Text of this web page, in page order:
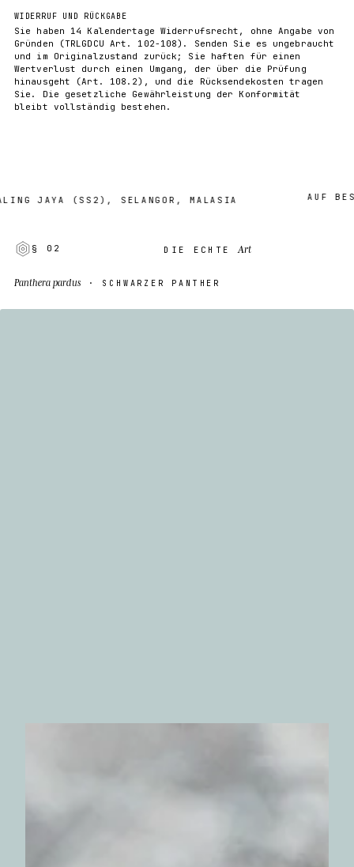
WIDERRUF UND RÜCKGABE
Sie haben 14 Kalendertage Widerrufsrecht, ohne Angabe von
Gründen (TRLGDCU Art. 102-108). Senden Sie es ungebraucht
und im Originalzustand zurück; Sie haften für einen
Wertverlust durch einen Umgang, der über die Prüfung
hinausgeht (Art. 108.2), und die Rücksendekosten tragen
Sie. Die gesetzliche Gewährleistung der Konformität
bleibt vollständig bestehen.
JAYA (SS2), SELANGOR, MALASIA AUF
§ 02 DIE ECHTEArt
Panthera pardus · SCHWARZER PANTHER